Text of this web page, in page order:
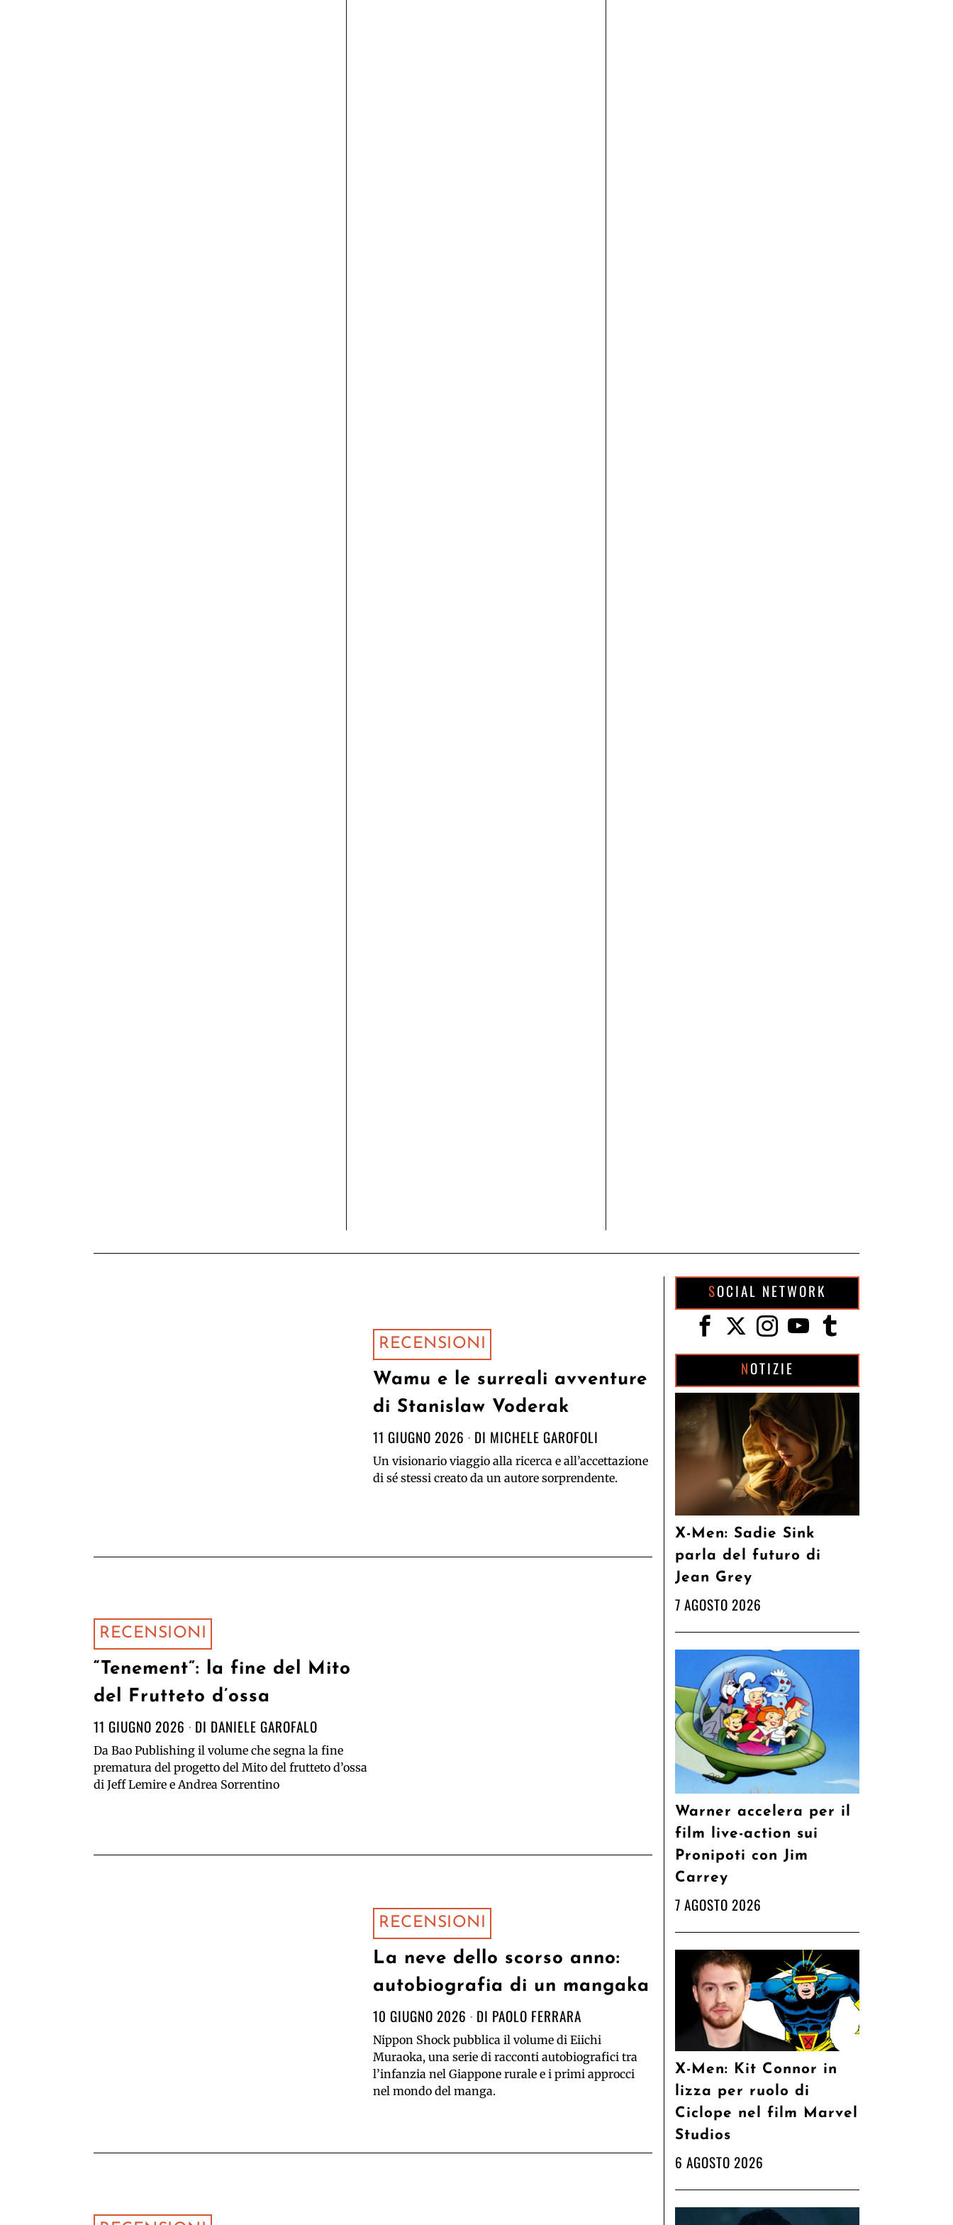
RECENSIONI
Wamu e le surreali avventure
di Stanislaw Voderak
11 GIUGNO 2026 DI MICHELE GAROFOLI
Un visionario viaggio alla ricerca e all’accettazione
di sé stessi creato da un autore sorprendente.
RECENSIONI
“Tenement”: la fine del Mito
del Frutteto d’ossa
11 GIUGNO 2026 DI DANIELE GAROFALO
Da Bao Publishing il volume che segna la fine
prematura del progetto del Mito del frutteto d’ossa
di Jeff Lemire e Andrea Sorrentino
RECENSIONI
La neve dello scorso anno:
autobiografia di un mangaka
10 GIUGNO 2026 DI PAOLO FERRARA
Nippon Shock pubblica il volume di Eiichi
Muraoka, una serie di racconti autobiografici tra
l’infanzia nel Giappone rurale e i primi approcci
nel mondo del manga.
SOCIAL NETWORK
NOTIZIE
X-Men: Sadie Sink
parla del futuro di
Jean Grey
7 AGOSTO 2026
Warner accelera per il
film live-action sui
Pronipoti con Jim
Carrey
7 AGOSTO 2026
X-Men: Kit Connor in
lizza per ruolo di
Ciclope nel film Marvel
Studios
6 AGOSTO 2026